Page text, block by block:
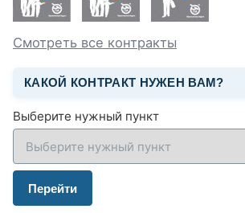
Смотреть все контракты
КАКОЙ КОНТРАКТ НУЖЕН ВАМ?
Выберите нужный пункт
Перейти